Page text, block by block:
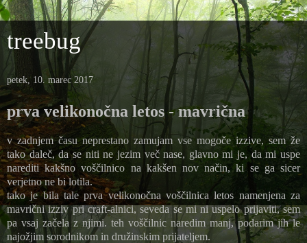
treebug
petek, 10. marec 2017
prva velikonočna letos - mavrična
v zadnjem času neprestano zamujam vse mogoče izzive, sem že
tako daleč, da se niti ne jezim več nase, glavno mi je, da mi uspe
narediti kakšno voščilnico na kakšen nov način, ki se ga sicer
verjetno ne bi lotila.
tako je bila tale prva velikonočna voščilnica letos namenjena za
mavrični izziv pri craft-alnici, seveda se mi ni uspelo prijaviti, sem
pa vsaj začela z njimi. teh voščilnic naredim manj, podarim jih le
najožjim sorodnikom in družinskim prijateljem.